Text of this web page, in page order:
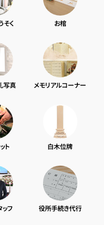
そく お棺
写真 メモリアルコーナー
ト 白木位牌
フ 役所手続き代行